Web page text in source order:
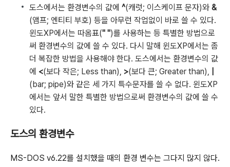
도스에서는 환경변수의 값에 ^(캐럿; 이스케이프 문자)와 &
(앰프; 엔티티 부호) 등을 아무런 작업없이 바로 쓸 수 있다.
윈도XP에서는 따옴표(" ")를 사용하는 등 특별한 방법으로
써 환경변수의 값에 쓸 수 있다. 다시 말해 윈도XP에서는 좀
더 복잡한 방법을 사용해야 한다. 도스에서는 환경변수의 값
에 <(보다 작은; Less than), >(보다 큰; Greater than),
(bar; pipe)와 같은 세 가지 특수문자를 쓸 수 없다. 윈도XP
에서는 앞서 말한 특별한 방법으로써 환경변수의 값에 쓸 수
있다.
도스의 환경변수
MS-DOS v6.22를 설치했을 때의 환경 변수는 그다지 많지 않다.